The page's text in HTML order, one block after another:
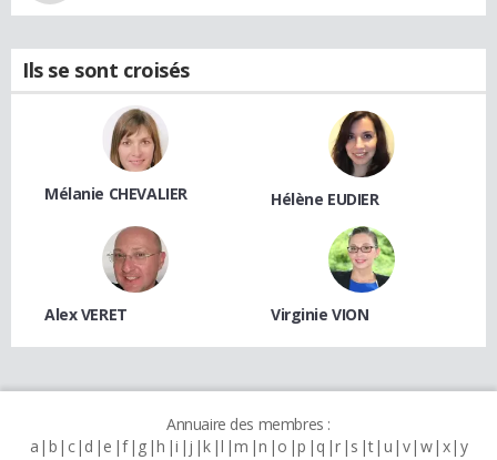
Ils se sont croisés
Mélanie CHEVALIER Hélène EUDIER
Alex VERET Virginie VION
Annuaire des membres :
a b c d e f g h i j k l m n o p q r s t u v w x y